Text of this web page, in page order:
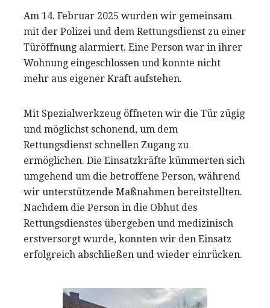
Am 14. Februar 2025 wurden wir gemeinsam
mit der Polizei und dem Rettungsdienst zu einer
Türöffnung alarmiert. Eine Person war in ihrer
Wohnung eingeschlossen und konnte nicht
mehr aus eigener Kraft aufstehen.
Mit Spezialwerkzeug öffneten wir die Tür zügig
und möglichst schonend, um dem
Rettungsdienst schnellen Zugang zu
ermöglichen. Die Einsatzkräfte kümmerten sich
umgehend um die betroffene Person, während
wir unterstützende Maßnahmen bereitstellten.
Nachdem die Person in die Obhut des
Rettungsdienstes übergeben und medizinisch
erstversorgt wurde, konnten wir den Einsatz
erfolgreich abschließen und wieder einrücken.